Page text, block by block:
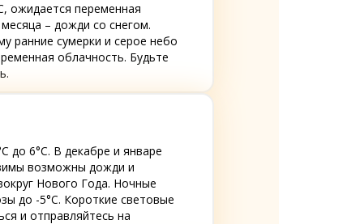
ожидается переменная
– дожди со снегом.
ранние сумерки и серое небо
облачность. Будьте
до 6°C. В декабре и январе
возможны дожди и
Нового Года. Ночные
до -5°C. Короткие световые
и отправляйтесь на